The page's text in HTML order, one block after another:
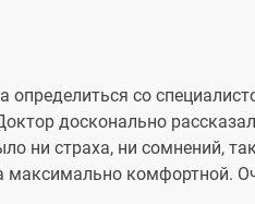
со
досконально
ни страха, ни сомнений,
максимально комфортной.